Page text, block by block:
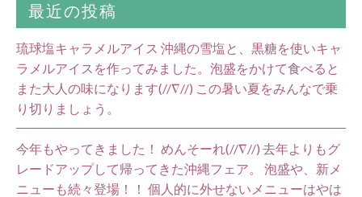
最近の投稿
琉球塩キャラメルアイス 沖縄の雪塩と、黒糖を使いキャ
ラメルアイスを作ってみました。泡盛をかけて食べると
また大人の味になります(//∇//) この暑い夏をみんなで乗
り切りましょう。
今年もやってきました！ めんそーれ(//∇//) 去年よりもグ
レードアップして帰ってきた沖縄フェア。 泡盛や、新メ
ニューも続々登場！！ 個人的に外せないメニューはやは